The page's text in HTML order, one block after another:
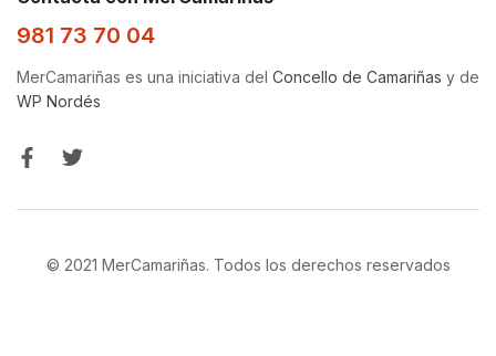
981 73 70 04
MerCamariñas es una iniciativa del Concello de Camariñas y de
WP Nordés
© 2021 MerCamariñas. Todos los derechos reservados